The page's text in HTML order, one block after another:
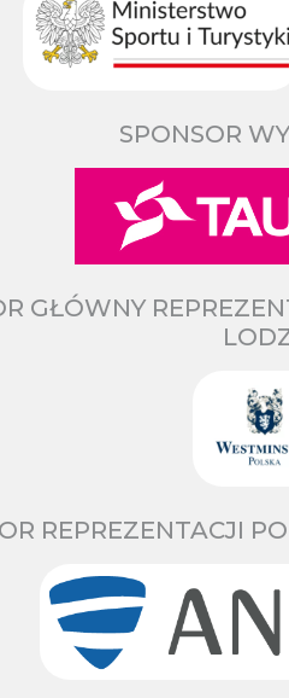
SPONSOR
GŁÓWNY
REPREZENTACJI